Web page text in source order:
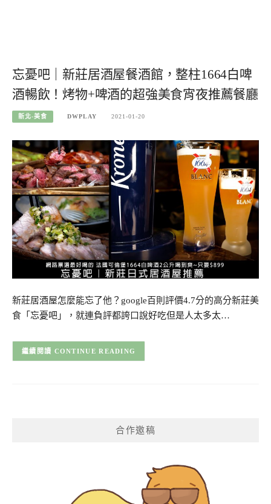
忘憂吧｜新莊居酒屋餐酒館，整柱1664白啤
酒暢飲！烤物+啤酒的超強美食宵夜推薦餐廳
新北-美食 DWPLAY 2021-01-20
新莊居酒屋怎麼能忘了他？google百則評價4.7分的高分新莊美
食「忘憂吧」，就連負評都誇口說好吃但是人太多太…
CONTINUE READING
合作邀稿